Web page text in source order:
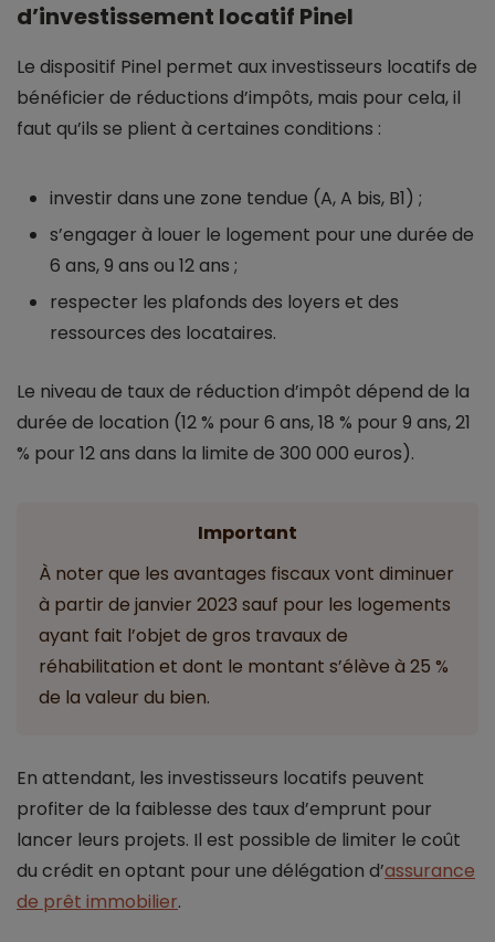
d’investissement locatif Pinel
Le dispositif Pinel permet aux investisseurs locatifs de
bénéficier de réductions d’impôts, mais pour cela, il
faut qu’ils se plient à certaines conditions :
investir dans une zone tendue (A, A bis, B1) ;
s’engager à louer le logement pour une durée de
6 ans, 9 ans ou 12 ans ;
respecter les plafonds des loyers et des
ressources des locataires.
Le niveau de taux de réduction d’impôt dépend de la
durée de location (12 % pour 6 ans, 18 % pour 9 ans, 21
% pour 12 ans dans la limite de 300 000 euros).
Important
À noter que les avantages fiscaux vont diminuer
à partir de janvier 2023 sauf pour les logements
ayant fait l’objet de gros travaux de
réhabilitation et dont le montant s’élève à 25 %
de la valeur du bien.
En attendant, les investisseurs locatifs peuvent
profiter de la faiblesse des taux d’emprunt pour
lancer leurs projets. Il est possible de limiter le coût
du crédit en optant pour une délégation d’assurance
de prêt immobilier.